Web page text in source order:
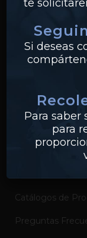
Válvulas
Bridas
PVC
EMPRESA
Sobre Industrias
Catálogos de
Preguntas
te
Si deseas
Para saber
para